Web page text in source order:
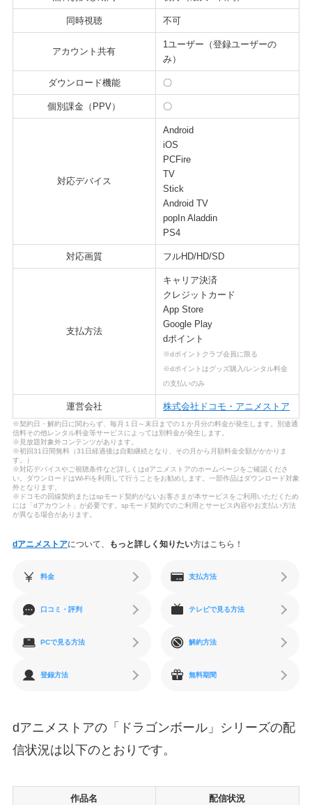
同時視聴 不可
アカウント共有
1ユーザー（登録ユーザーの
み）
ダウンロード機能 〇
個別課金（PPV） 〇
対応デバイス
Android
iOS
PCFire
TV
Stick
Android TV
popIn Aladdin
PS4
対応画質 フルHD/HD/SD
支払方法
キャリア決済
クレジットカード
App Store
Google Play
dポイント
※dポイントクラブ会員に限る
※dポイントはグッズ購入/レンタル料金
の支払いのみ
運営会社 株式会社ドコモ・アニメストア
※契約日・解約日に関わらず、毎月１日～末日までの１か月分の料金が発生します。別途通
信料その他レンタル料金等サービスによっては別料金が発生します。
※見放題対象外コンテンツがあります。
※初回31日間無料（31日経過後は自動継続となり、その月から月額料金全額がかかりま
す。）
※対応デバイスやご視聴条件など詳しくはdアニメストアのホームページをご確認くださ
い。ダウンロードはWi-Fiを利用して行うことをお勧めします。一部作品はダウンロード対象
外となります。
※ドコモの回線契約またはspモード契約がないお客さまが本サービスをご利用いただくため
には「dアカウント」が必要です。spモード契約でのご利用とサービス内容やお支払い方法
が異なる場合があります。
dアニメストアについて、 もっと詳しく知りたい方はこちら！
料金 支払方法
口コミ・評判 テレビで見る方法
PCで見る方法 解約方法
登録方法 無料期間
dアニメストアの「ドラゴンボール」シリーズの配
信状況は以下のとおりです。
作品名 配信状況